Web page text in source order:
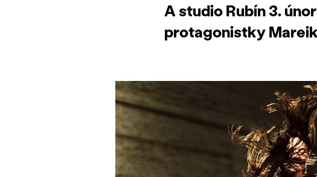
A studio Rubín 3.
protagonistky